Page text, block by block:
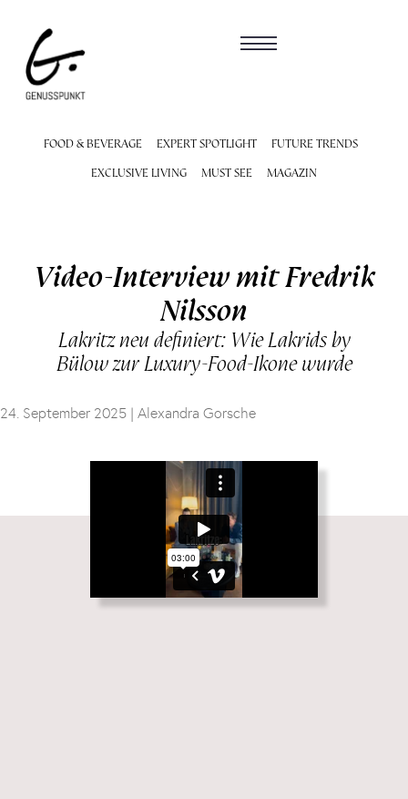
FOOD & BEVERAGE EXPERT SPOTLIGHT
FUTURE TRENDS
EXCLUSIVE LIVING
MUST SEE MAGAZIN
Video-Interview mit Fredrik
Nilsson
Lakritz neu definiert: Wie Lakrids by
Bülow zur Luxury-Food-Ikone wurde
24. September 2025 | Alexandra Gorsche